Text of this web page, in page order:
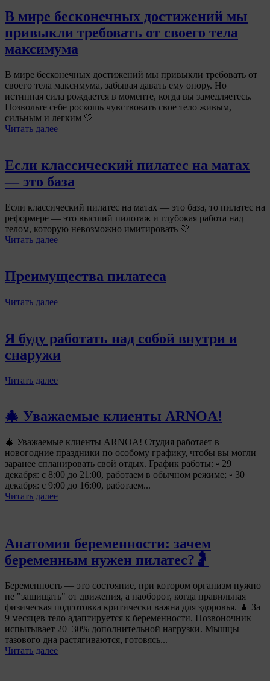
В мире бесконечных достижений мы
привыкли требовать от своего тела
максимума
В мире бесконечных достижений мы привыкли требовать от
своего тела максимума, забывая давать ему опору. Но
истинная сила рождается в моменте, когда вы замедляетесь.
Позвольте себе роскошь чувствовать свое тело живым,
сильным и легким 🤍
Читать далее
Если классический пилатес на матах
— это база
Если классический пилатес на матах — это база, то пилатес на
реформере — это высший пилотаж и глубокая работа над
телом, которую невозможно имитировать 🤍
Читать далее
Преимущества пилатеса
Читать далее
Я буду работать над собой внутри и
снаружи
Читать далее
🎄 Уважаемые клиенты ARNOA!
🎄 Уважаемые клиенты ARNOA! Студия работает в
новогодние праздники по особому графику, чтобы вы могли
заранее спланировать свой отдых. График работы: ▫ 29
декабря: с 8:00 до 21:00, работаем в обычном режиме; ▫ 30
декабря: с 9:00 до 16:00, работаем...
Читать далее
Анатомия беременности: зачем
беременным нужен пилатес?🤰
Беременность — это состояние, при котором организм нужно
не "защищать" от движения, а наоборот, когда правильная
физическая подготовка критически важна для здоровья. 🧘 За
9 месяцев тело адаптируется к беременности. Позвоночник
испытывает 20–30% дополнительной нагрузки. Мышцы
тазового дна растягиваются, готовясь...
Читать далее